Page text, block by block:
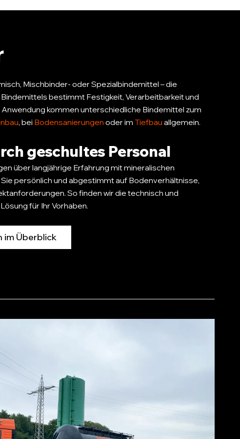
Mischbinder- oder Spezialbindemittel – die
bestimmt Festigkeit, Verarbeitbarkeit und
kommen unterschiedliche Bindemittel zum
, bei Bodensanierungen oder im Tiefbau allgemein.
geschultes Personal
über langjährige Erfahrung mit mineralischen
persönlich und abgestimmt auf Bodenverhältnisse,
So finden wir die technisch und
für Ihr Vorhaben.
im Überblick